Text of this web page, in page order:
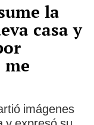
la
casa y
me
imágenes